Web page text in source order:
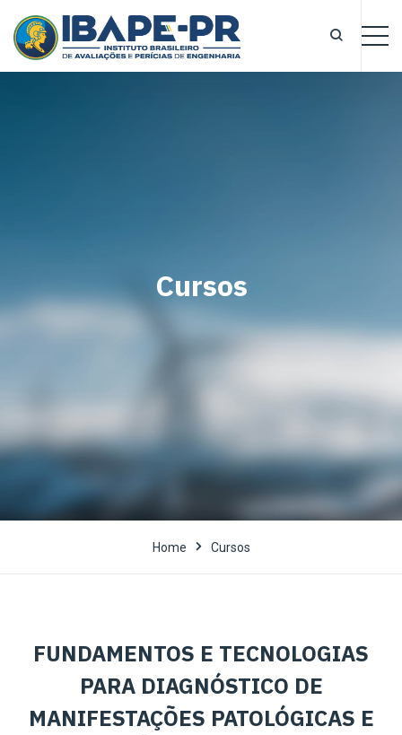
Cursos
Home Cursos
FUNDAMENTOS E TECNOLOGIAS
PARA DIAGNÓSTICO DE
MANIFESTAÇÕES PATOLÓGICAS E